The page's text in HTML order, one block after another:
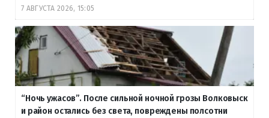
7 АВГУСТА 2026, 15:05
“Ночь ужасов”. После сильной ночной грозы Волковыск
и район остались без света, повреждены полсотни